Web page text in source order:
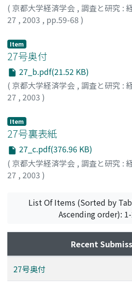
( 京都大学経済学会 , 調査と研究 :
27 , 2003 , pp.59-68 )
シバタ, タカシ
Item
27号奥付
27_b.pdf(21.52 KB)
( 京都大学経済学会 , 調査と研究 :
27 , 2003 )
Item
27号裏表紙
27_c.pdf(376.96 KB)
( 京都大学経済学会 , 調査と研究 :
27 , 2003 )
List Of Items (Sorted by
Ascending order):
Recent
27号奥付